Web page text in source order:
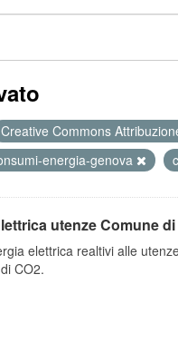
Creative Commons
energia-genova
utenze Comune
elettrica realtivi alle
CO2.